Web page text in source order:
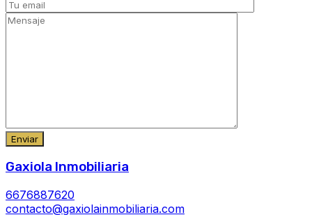
Gaxiola Inmobiliaria
6676887620
contacto@gaxiolainmobiliaria.com